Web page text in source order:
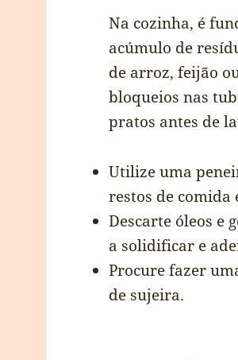
Na cozinha, é
acúmulo de
de arroz, feijão
bloqueios nas
pratos antes de
Utilize uma
restos de comida
Descarte óleos e
a solidificar e
Procure fazer
de sujeira.